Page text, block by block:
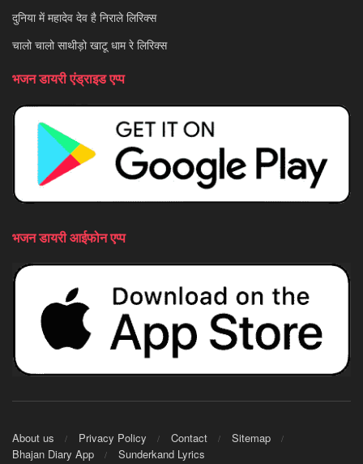
दुनिया में महादेव देव है निराले लिरिक्स
चालो चालो साथीड़ो खाटू धाम रे लिरिक्स
भजन डायरी एंड्राइड एप्प
भजन डायरी आईफोन एप्प
About us Privacy Policy Contact
Sitemap
Bhajan Diary App
Sunderkand Lyrics